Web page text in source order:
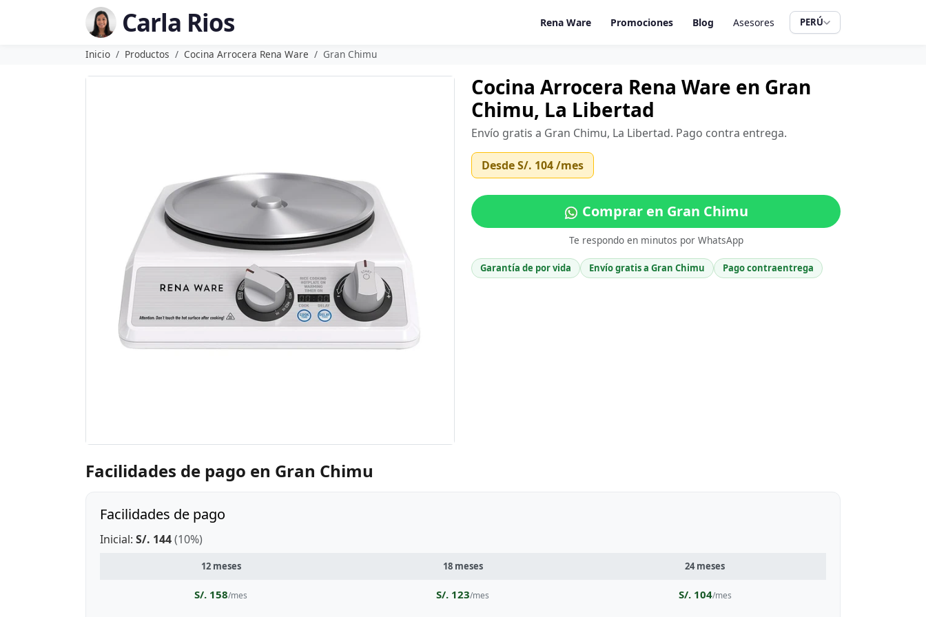
Carla Rios Rena Ware Promociones Blog Asesores PERÚ
Inicio Productos Cocina Arrocera Rena Ware Gran Chimu
Cocina Arrocera Rena Ware en Gran
Chimu, La Libertad
Envío gratis a Gran Chimu, La Libertad. Pago contra entrega.
DesdeS/. 104/mes
Comprar en Gran Chimu
Te respondo en minutos por WhatsApp
Garantía de por vida Envío gratis a Gran Chimu Pago contraentrega
Facilidades de pago en Gran Chimu
Facilidades de pago
Inicial: S/. 144(10%)
12 meses 18 meses 24 meses
S/. 158/mes S/. 123/mes S/. 104/mes